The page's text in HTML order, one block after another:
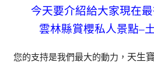
今天要介紹給大家現在最
雲林縣賞櫻私人景點–
您的支持是我們最大的動力， 天生